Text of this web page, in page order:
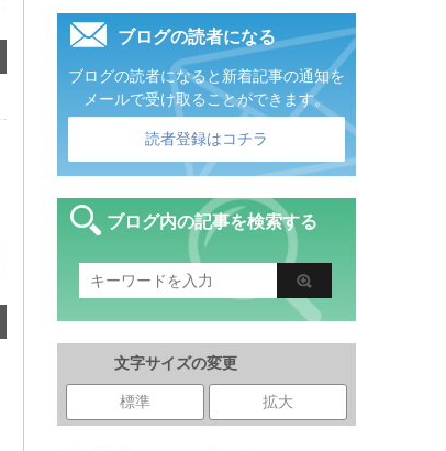
ブログの読者になる
ブログの読者になると新着記事の通知を
メールで受け取ることができます。
読者登録はコチラ
ブログ内の記事を検索する
文字サイズの変更
標準 拡大